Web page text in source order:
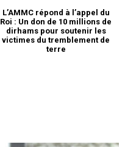
L’AMMC répond à l’appel du
Roi : Un don de 10 millions de
dirhams pour soutenir les
victimes du tremblement de
terre